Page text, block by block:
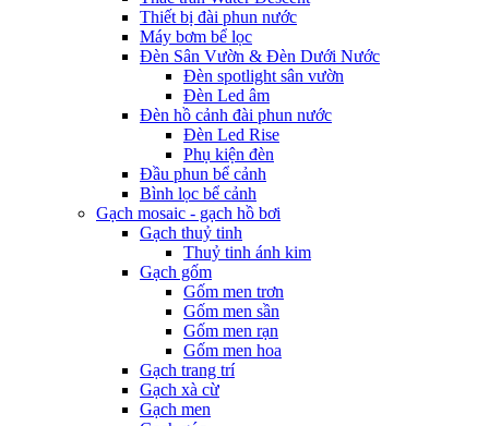
Thiết bị đài phun nước
Máy bơm bể lọc
Đèn Sân Vườn & Đèn Dưới Nước
Đèn spotlight sân vườn
Đèn Led âm
Đèn hồ cảnh đài phun nước
Đèn Led Rise
Phụ kiện đèn
Đầu phun bể cảnh
Bình lọc bể cảnh
Gạch mosaic - gạch hồ bơi
Gạch thuỷ tinh
Thuỷ tinh ánh kim
Gạch gốm
Gốm men trơn
Gốm men sần
Gốm men rạn
Gốm men hoa
Gạch trang trí
Gạch xà cừ
Gạch men